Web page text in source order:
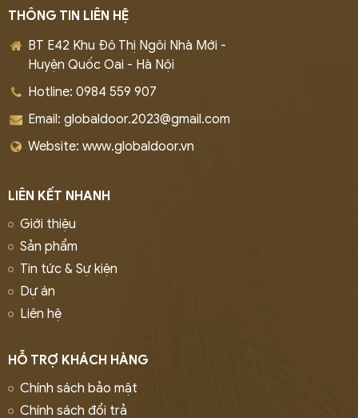
THÔNG TIN LIÊN HỆ
BT E42 Khu Đô Thị Ngôi Nhà Mới -
Huyện Quốc Oai - Hà Nội
Hotline: 0984 559 907
Email: globaldoor.2023@gmail.com
Website: www.globaldoor.vn
LIÊN KẾT NHANH
Giới thiệu
Sản phẩm
Tin tức & Sự kiện
Dự án
Liên hệ
HỖ TRỢ KHÁCH HÀNG
Chính sách bảo mật
Chính sách đổi trả